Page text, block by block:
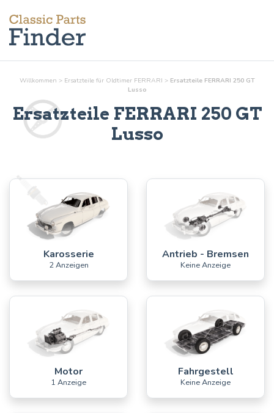
Willkommen > Ersatzteile für Oldtimer FERRARI > Ersatzteile FERRARI 250 GT
Lusso
Ersatzteile FERRARI 250 GT
Lusso
Karosserie
2 Anzeigen
Antrieb - Bremsen
Keine Anzeige
Motor
1 Anzeige
Fahrgestell
Keine Anzeige